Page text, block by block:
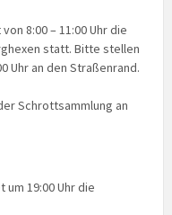
8:00 – 11:00 Uhr die
statt. Bitte stellen
Uhr an den Straßenrand.
Schrottsammlung an
19:00 Uhr die